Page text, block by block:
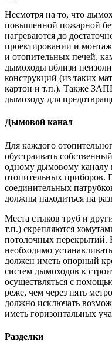
Несмотря на то, что
повышенной пожарной
нагреваются до
проектировании и
и отопительных печей,
дымоходы вблизи
конструкций (из таких
картон и т.п.). Также
дымоходу для
Дымовой канал
Для каждого
обустраивать
одному дымовому каналу
отопительных приборов.
соединительных
должны находиться на
Места стыков труб и
т.п.) скрепляются
потолочных перекрытий.
необходимо
должен иметь опорный
систем дымоходов к
осуществляться с
реже, чем через пять
должно исключать
иметь горизонтальных
Разделки